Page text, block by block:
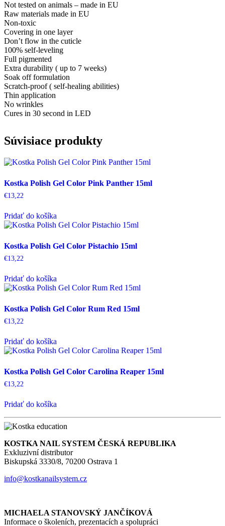
Not tested on animals – made in EU
Raw materials made in EU
Non-toxic
Covering in one layer
Don’t flow in the cuticle
100% self-leveling
Full pigmented
Extra durability ( up to 7 weeks)
Soak off formulation
Scratch-proof ( self-healing abilities)
Thin application
No wrinkles
Cures in 30 second in LED
Súvisiace produkty
Kostka Polish Gel Color Pink Panther 15ml
€13,22
Pridať do košíka
Kostka Polish Gel Color Pistachio 15ml
€13,22
Pridať do košíka
Kostka Polish Gel Color Rum Red 15ml
€13,22
Pridať do košíka
Kostka Polish Gel Color Carolina Reaper 15ml
€13,22
Pridať do košíka
KOSTKA NAIL SYSTEM ČESKÁ REPUBLIKA
Exkluzivní distributor
Biskupská 3330/8, 70200 Ostrava 1
info@kostkanailsystem.cz
MICHAELA STANOVSKÝ JANČÍKOVÁ
Informace o školeních, prezentacích a spolupráci